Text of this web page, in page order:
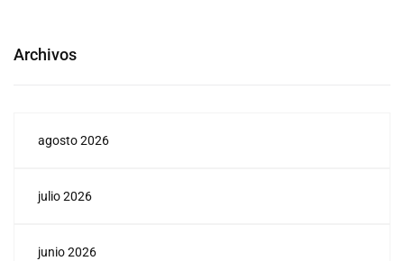
Archivos
agosto 2026
julio 2026
junio 2026